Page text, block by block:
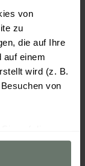
von
zu
die auf Ihre
auf einem
wird (z. B.
von
unbedingt